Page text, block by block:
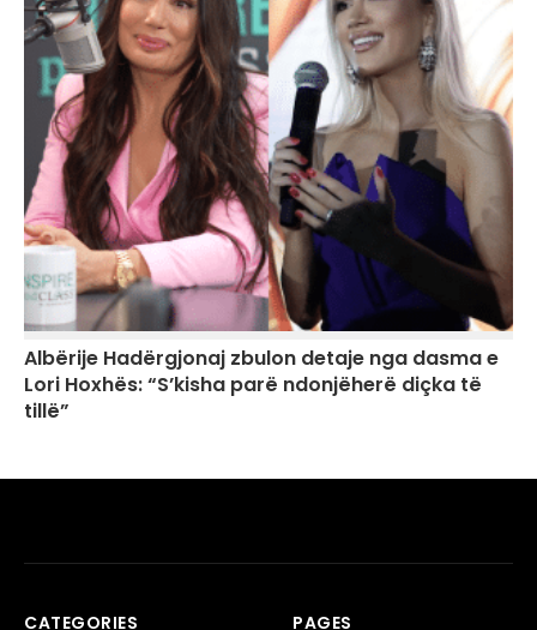
Albërije Hadërgjonaj zbulon detaje nga dasma e
Lori Hoxhës: “S’kisha parë ndonjëherë diçka të
tillë”
CATEGORIES PAGES